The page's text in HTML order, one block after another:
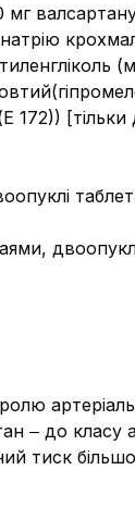
мг
172))
‒ до класу
тиск